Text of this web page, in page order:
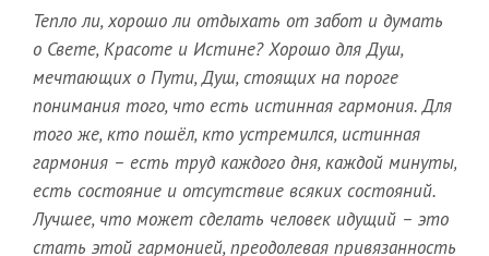
Тепло ли, хорошо ли отдыхать от забот и думать
о Свете, Красоте и Истине? Хорошо для Душ,
мечтающих о Пути, Душ, стоящих на пороге
понимания того, что есть истинная гармония. Для
того же, кто пошёл, кто устремился, истинная
гармония – есть труд каждого дня, каждой минуты,
есть состояние и отсутствие всяких состояний.
Лучшее, что может сделать человек идущий – это
стать этой гармонией, преодолевая привязанность